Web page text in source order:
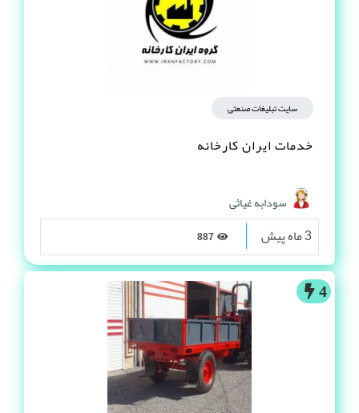
سایت تبلیغات صنعتی
خدمات ایران کارخانه
سودابه غیاثی
3 ماه پیش
4